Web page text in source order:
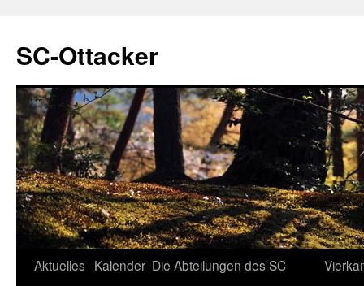
SC-Ottacker
Zum
Aktuelles Kalender Die Abteilungen des SC